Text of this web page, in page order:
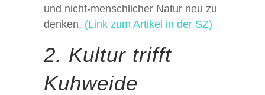
und nicht-menschlicher Natur neu zu
denken. (Link zum Artikel in der SZ)
2. Kultur trifft
Kuhweide